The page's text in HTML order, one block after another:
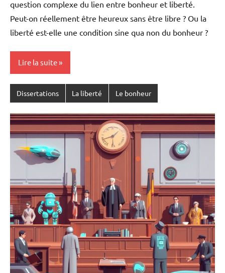
question complexe du lien entre bonheur et liberté.
Peut-on réellement être heureux sans être libre ? Ou la
liberté est-elle une condition sine qua non du bonheur ?
Lire la suite
Dissertations La liberté Le bonheur